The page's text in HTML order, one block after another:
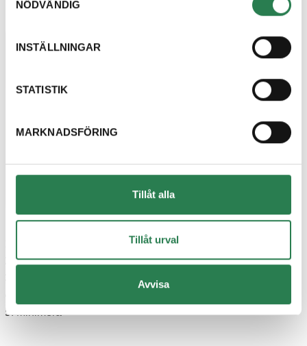
NÖDVÄNDIG
INSTÄLLNINGAR
STATISTIK
MARKNADSFÖRING
Tillåt alla
Tillåt urval
Avvisa
Bild: Avfallstrappan
Energiutvinna
Minimera